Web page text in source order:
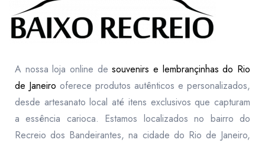
A nossa loja online desouvenirs e lembrançinhas do Rio
de Janeiro oferece produtos autênticos e personalizados,
desde artesanato local até itens exclusivos que capturam
a essência carioca. Estamos localizados no bairro do
Recreio dos Bandeirantes, na cidade do Rio de Janeiro,